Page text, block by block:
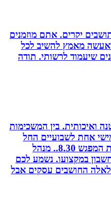
יקרים. אתם מוזמנים
מאמץ להשיב לכל
לרשותי. תודה
ואיכותית. בין המשכימות
אחת לשבועיים החל
משעה 8.00. שעת פתיחת המפגש 8.30.. מנהל
במקצועו. נשמע לכם
החושבים עסקים אבל